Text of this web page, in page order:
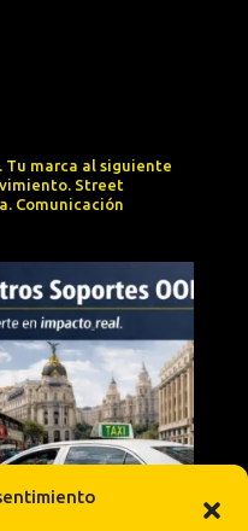
marca al siguiente
Street
Comunicación